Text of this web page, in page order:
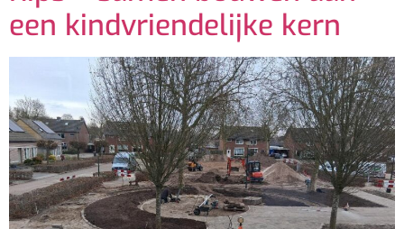
een kindvriendelijke kern